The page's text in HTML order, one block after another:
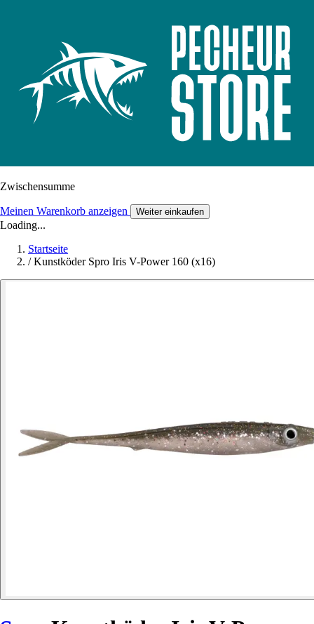
Zwischensumme
Meinen Warenkorb anzeigen Weiter einkaufen
Loading...
Startseite
/ Kunstköder Spro Iris V-Power 160 (x16)